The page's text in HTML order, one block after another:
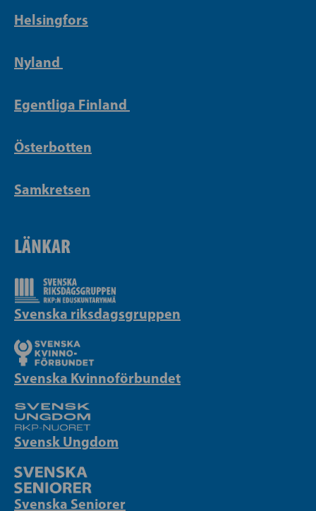
Helsingfors
Nyland
Egentliga Finland
Österbotten
Samkretsen
LÄNKAR
Svenska riksdagsgruppen
Svenska Kvinnoförbundet
Svensk Ungdom
Svenska Seniorer